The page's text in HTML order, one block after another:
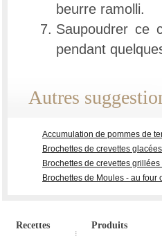
beurre ramolli.
Saupoudrer ce
pendant
Autres
Accumulation de pommes de
Brochettes de crevettes
Brochettes de crevettes grillées
Brochettes de Moules - au four
Recettes Produits